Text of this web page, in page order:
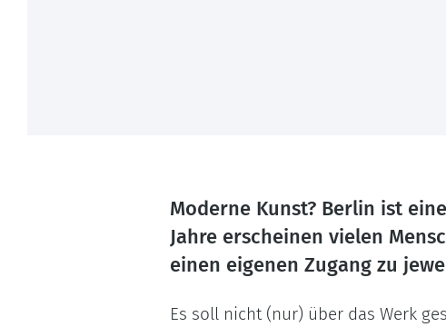
Moderne Kunst? Berlin ist
Jahre erscheinen vielen
einen eigenen Zugang zu
Es soll nicht (nur) über das Werk